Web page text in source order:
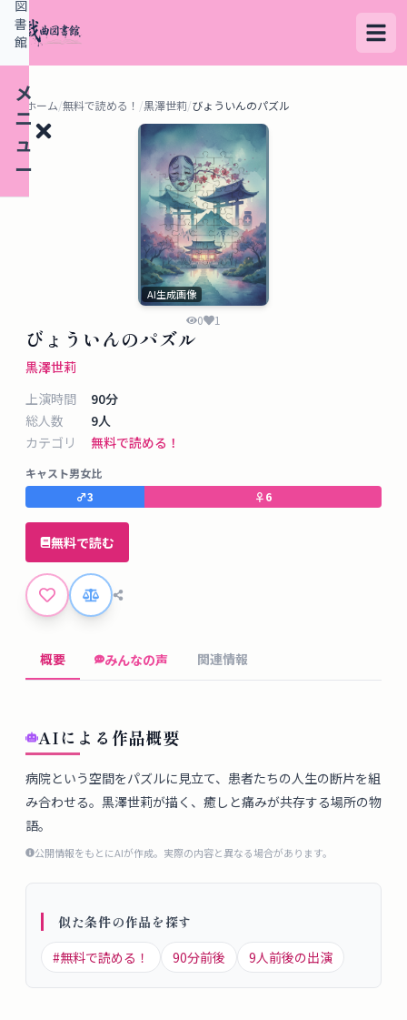
メ
ニ
ュ
ー
デ
タ
ベ
ス
掲
示
板
ー
ル
ブ
ロ
グ
概
要
図
書
館
ホーム/無料で読める！ /黒澤世莉/びょういんのパズル
AI生成画像
0 1
びょういんのパズル
黒澤世莉
上演時間
90分
総人数
9人
カテゴリ
無料で読める！
キャスト男女比
♂3 ♀6
無料で読む
概要 みんなの声 関連情報
AIによる作品概要
病院という空間をパズルに見立て、患者たちの人生の断片を組
み合わせる。黒澤世莉が描く、癒しと痛みが共存する場所の物
語。
公開情報をもとにAIが作成。実際の内容と異なる場合があります。
似た条件の作品を探す
#無料で読める！ 90分前後 9人前後の出演